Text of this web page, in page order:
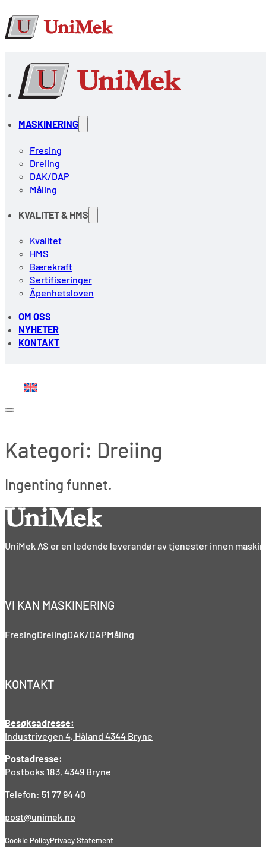
MASKINERING
Fresing
Dreiing
DAK/DAP
Måling
KVALITET & HMS
Kvalitet
HMS
Bærekraft
Sertifiseringer
Åpenhetsloven
OM OSS
NYHETER
KONTAKT
Kategori: Dreiing
Ingenting funnet.
UniMek AS er en ledende leverandør av tjenester innen
VI KAN MASKINERING
FresingDreiingDAK/DAPMåling
KONTAKT
Besøksadresse:
Industrivegen 4, Håland 4344 Bryne
Postadresse:
Postboks 183, 4349 Bryne
Telefon: 51 77 94 40
post@unimek.no
Cookie PolicyPrivacy Statement